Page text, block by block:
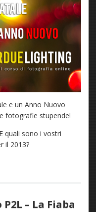
e un Anno Nuovo
fotografie stupende!
quali sono i vostri
il 2013?
– La Fiaba